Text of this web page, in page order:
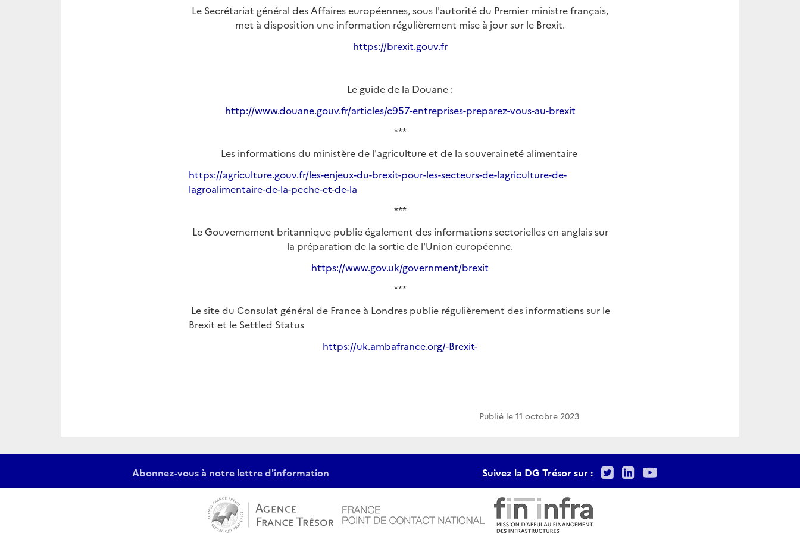
Le Secrétariat général des Affaires européennes, sous l'autorité du Premier ministre français,
met à disposition une information régulièrement mise à jour sur le Brexit.
https://brexit.gouv.fr
Le guide de la Douane :
http://www.douane.gouv.fr/articles/c957-entreprises-preparez-vous-au-brexit
***
Les informations du ministère de l'agriculture et de la souveraineté alimentaire
https://agriculture.gouv.fr/les-enjeux-du-brexit-pour-les-secteurs-de-lagriculture-de-
lagroalimentaire-de-la-peche-et-de-la
***
Le Gouvernement britannique publie également des informations sectorielles en anglais sur
la préparation de la sortie de l'Union européenne.
https://www.gov.uk/government/brexit
***
Le site du Consulat général de France à Londres publie régulièrement des informations sur le
Brexit et le Settled Status
https://uk.ambafrance.org/-Brexit-
Publié le 11 octobre 2023
Abonnez-vous à notre lettre d'information Suivez la DG Trésor sur : TwitterLinkedIn
Youtube